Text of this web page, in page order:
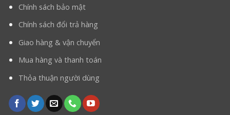
Chính sách bảo mật
Chính sách đổi trả hàng
Giao hàng & vận chuyển
Mua hàng và thanh toán
Thỏa thuận người dùng